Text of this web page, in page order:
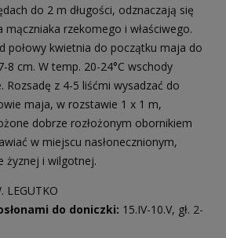
do 2 m długości, odznaczają się
rzekomego i właściwego.
połowy kwietnia do początku maja do
8 cm. W temp. 20-24°C wschody
Rozsadę z 4-5 liśćmi wysadzać do
maja, w rozstawie 1 x 1 m,
dobrze rozłożonym obornikiem
w miejscu nasłonecznionym,
żyznej i wilgotnej.
LEGUTKO
do doniczki: 15.IV-10.V, gł. 2-